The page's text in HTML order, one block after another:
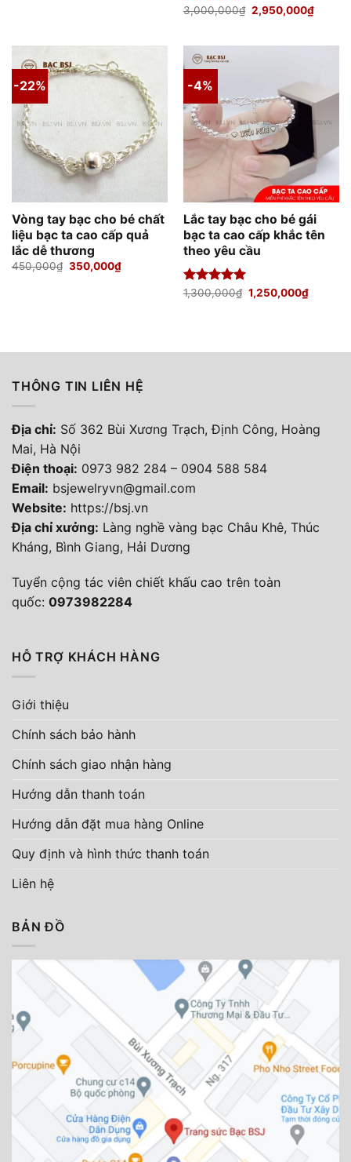
Được xếp
3,000,000₫ Giá
gốc
2,950,000₫Giá
hiện
-22%
Vòng tay bạc cho bé chất
liệu bạc ta cao cấp quả
lắc dễ thương
450,000₫ Giá
350,000₫Giá
hiện
-4%
Lắc tay bạc cho bé gái
bạc ta cao cấp khắc tên
theo yêu cầu
Được xếp
1,300,000₫ Giá
gốc
1,250,000₫Giá
hiện
THÔNG TIN LIÊN HỆ
Địa chỉ: Số 362 Bùi Xương Trạch, Định Công, Hoàng
Mai, Hà Nội
Điện thoại: 0973 982 284 – 0904 588 584
Email: bsjewelryvn@gmail.com
Website: https://bsj.vn
Địa chỉ xưởng: Làng nghề vàng bạc Châu Khê, Thúc
Kháng, Bình Giang, Hải Dương
Tuyển cộng tác viên chiết khấu cao trên toàn
quốc: 0973982284
HỖ TRỢ KHÁCH HÀNG
Giới thiệu
Chính sách bảo hành
Chính sách giao nhận hàng
Hướng dẫn thanh toán
Hướng dẫn đặt mua hàng Online
Quy định và hình thức thanh toán
Liên hệ
BẢN ĐỒ